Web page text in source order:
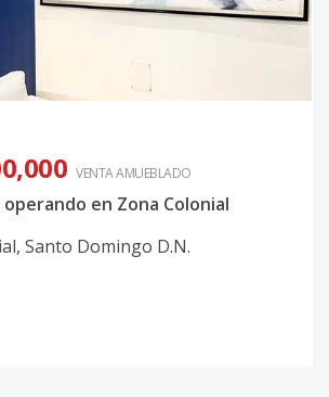
VENTA AMUEBLADO
operando en Zona Colonial
, Santo Domingo D.N.